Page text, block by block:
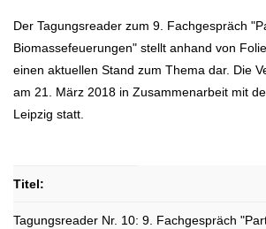
Der Tagungsreader zum 9. Fachgespräch
Biomassefeuerungen" stellt anhand von
einen aktuellen Stand zum Thema dar. Die
am 21. März 2018 in Zusammenarbeit mit
Leipzig statt.
Titel:
Tagungsreader Nr. 10: 9. Fachgespräch